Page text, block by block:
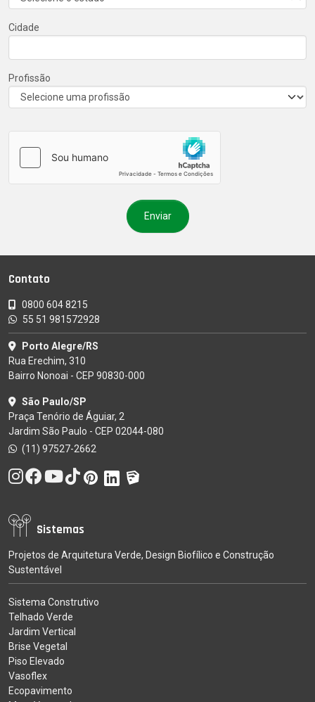
Cidade
Profissão
Contato
0800 604 8215
55 51 981572928
Porto Alegre/RS
Rua Erechim, 310
Bairro Nonoai - CEP 90830-000
São Paulo/SP
Praça Tenório de Águiar, 2
Jardim São Paulo - CEP 02044-080
(11) 97527-2662
Sistemas
Projetos de Arquitetura Verde, Design Biofílico e Construção
Sustentável
Sistema Construtivo
Telhado Verde
Jardim Vertical
Brise Vegetal
Piso Elevado
Vasoflex
Ecopavimento